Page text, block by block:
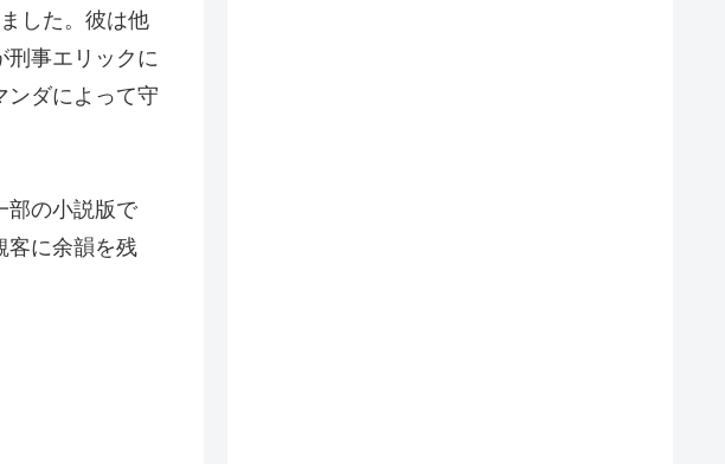
した。彼は他
刑事エリックに
ンダによって守
部の小説版で
客に余韻を残